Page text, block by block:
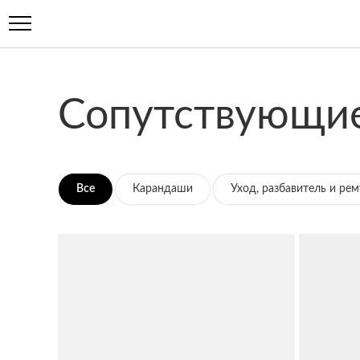
Все Карандаши Уход, разбавитель и